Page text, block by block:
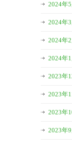
2024年5
2024年3
2024年2
2024年1
2023年
2023年
2023年
2023年9